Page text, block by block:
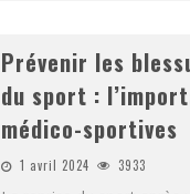
Prévenir les
du sport :
médico-sportives
1 avril 2024 3933